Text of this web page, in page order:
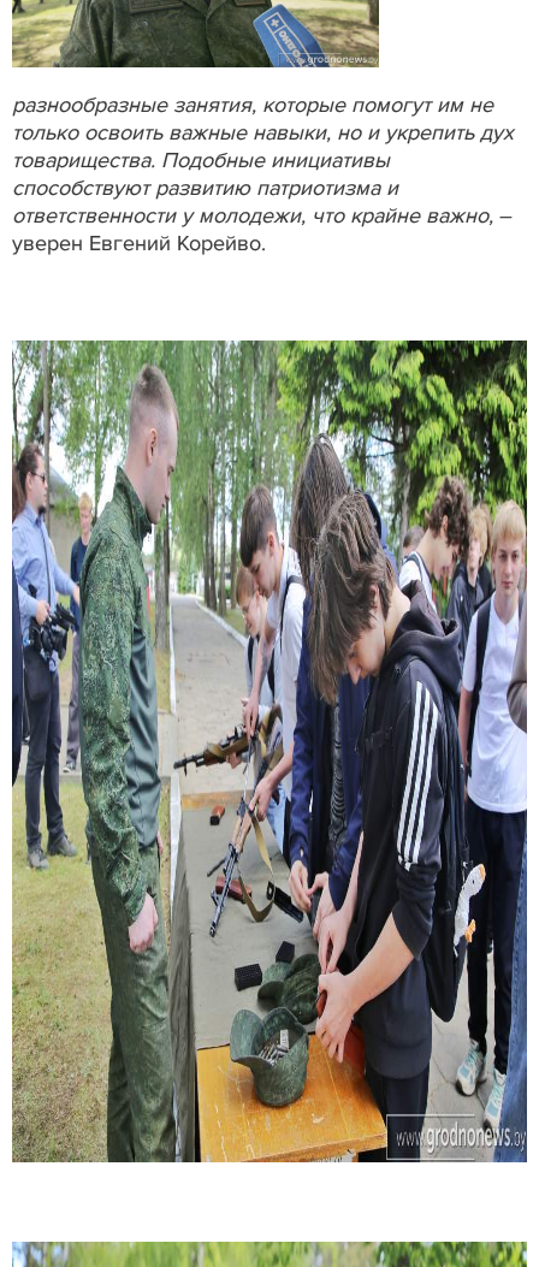
разнообразные занятия, которые помогут им не
только освоить важные навыки, но и укрепить дух
товарищества. Подобные инициативы
способствуют развитию патриотизма и
ответственности у молодежи, что крайне важно, –
уверен Евгений Корейво.